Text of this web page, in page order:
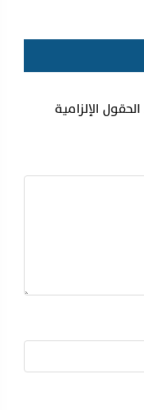
الحقول الإلزامية